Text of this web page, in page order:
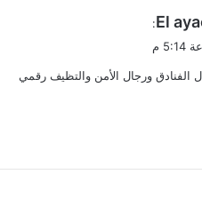
El
:
ورجال الأمن والتظيف رقمي